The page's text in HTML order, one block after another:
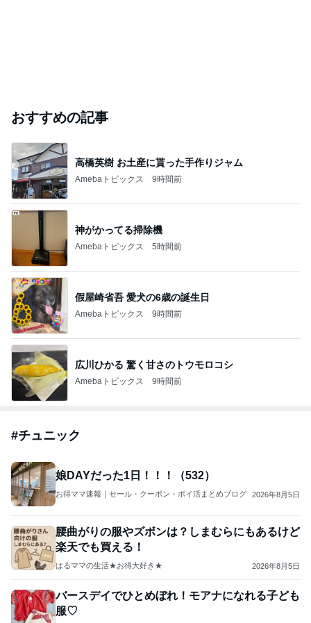
おすすめの記事
高橋英樹 お土産に貰った手作りジャム
Amebaトピックス 9時間前
神がかってる掃除機
Amebaトピックス 5時間前
假屋崎省吾 愛犬の6歳の誕生日
Amebaトピックス 9時間前
広川ひかる 驚く甘さのトウモロコシ
Amebaトピックス 9時間前
#チュニック
娘DAYだった1日！！！（532）
お得ママ速報｜セール・クーポン・ポイ活まとめブログ 2026年8月5日
腰曲がりの服やズボンは？しまむらにもあるけど
楽天でも買える！
はるママの生活★お得大好き★ 2026年8月5日
バースデイでひとめぼれ！モアナになれる子ども
服♡